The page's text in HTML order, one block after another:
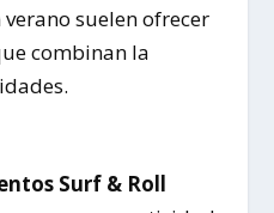
suelen ofrecer
combinan la
Surf & Roll